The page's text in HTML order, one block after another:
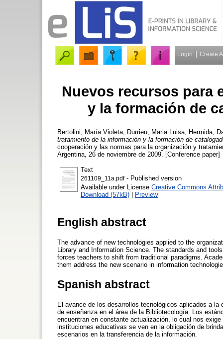
Login Create
Nuevos recursos para
y la formación de
Bertolini, María Violeta Durrieu, Maria Luisa
Hermida,
tratamiento de la información y la formación de
cooperación y las normas para la organización y
Argentina, 26 de noviembre de 2009. [Conference paper]
Text
261109_11a.pdf- Published version
Available under License Creative Commons
Download (57kB) | Preview
English abstract
The advance of new technologies applied to the
Library and Information Science. The standards and
forces teachers to shift from traditional paradigms.
them address the new scenario in information
Spanish abstract
El avance de los desarrollos tecnológicos aplicados a
de enseñanza en el área de la Bibliotecología. Los
encuentran en constante actualización, lo cual nos
instituciones educativas se ven en la obligación de
escenarios en la transferencia de la información.